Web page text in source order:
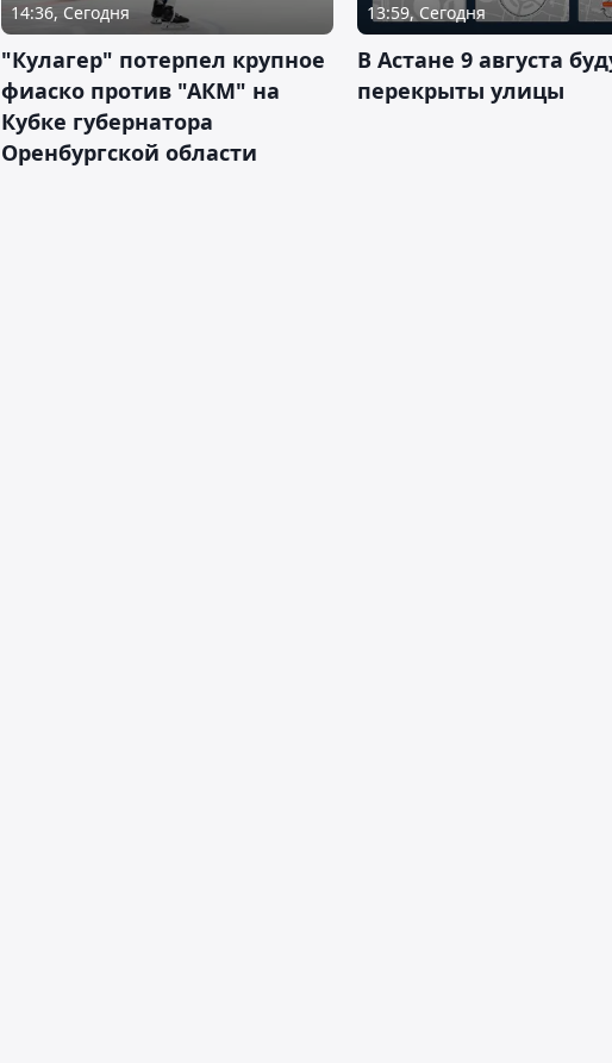
14:36, Сегодня
"Кулагер" потерпел крупное
фиаско против "АКМ" на
Кубке губернатора
Оренбургской области
13:59, Сегодня
В Астане 9 августа
перекрыты улицы